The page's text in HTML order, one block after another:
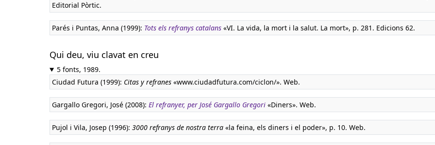
Editorial Pòrtic.
Parés i Puntas, Anna (1999): Tots els refranys catalans «VI. La vida, la mort i la salut. La mort», p. 281. Edicions 62.
Qui deu, viu clavat en creu
5 fonts, 1989.
Ciudad Futura (1999): Citas y refranes «www.ciudadfutura.com/ciclon/». Web.
Gargallo Gregori, José (2008): El refranyer, per José Gargallo Gregori «Diners». Web.
Pujol i Vila, Josep (1996): 3000 refranys de nostra terra «la feina, els diners i el poder», p. 10. Web.